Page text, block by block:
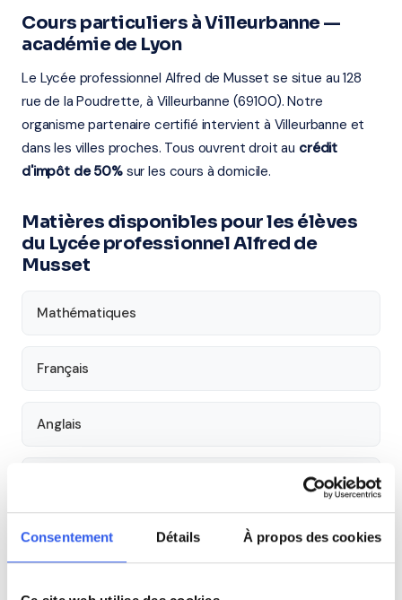
Consentement Détails À propos des cookies
Cours particuliers à Villeurbanne —
académie de Lyon
Le Lycée professionnel Alfred de Musset se situe au 128
rue de la Poudrette, à Villeurbanne (69100). Notre
organisme partenaire certifié intervient à Villeurbanne et
dans les villes proches. Tous ouvrent droit au crédit
d'impôt de 50%sur les cours à domicile.
Matières disponibles pour les élèves
du Lycée professionnel Alfred de
Musset
Mathématiques
Français
Anglais
Économie
Histoire